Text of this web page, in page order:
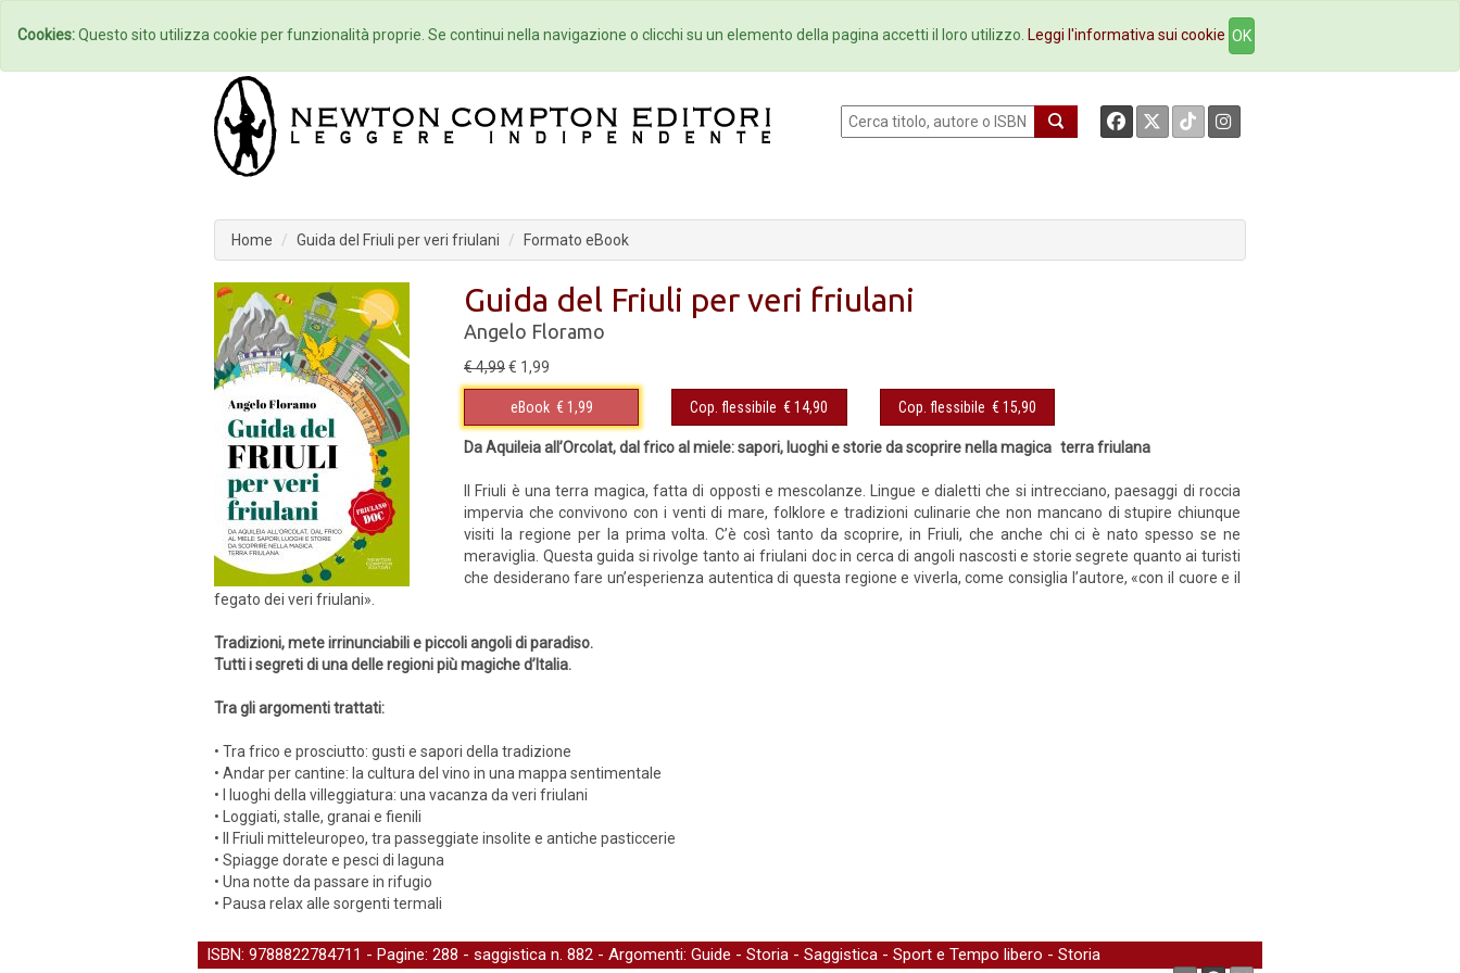
Home Autori Eventi Collane Newsletter Ebookstore Contatti
Home Guida del Friuli per veri friulani Formato eBook
Guida del Friuli per veri friulani
Angelo Floramo
€ 4,99€ 1,99
eBook € 1,99 Cop. flessibile € 14,90 Cop. flessibile € 15,90
Da Aquileia all’Orcolat, dal frico al miele: sapori, luoghi e storie da scoprire nella magica terra friulana
Il Friuli è una terra magica, fatta di opposti e mescolanze. Lingue e dialetti che si intrecciano, paesaggi di roccia
impervia che convivono con i venti di mare, folklore e tradizioni culinarie che non mancano di stupire chiunque
visiti la regione per la prima volta. C’è così tanto da scoprire, in Friuli, che anche chi ci è nato spesso se ne
meraviglia. Questa guida si rivolge tanto ai friulani doc in cerca di angoli nascosti e storie segrete quanto ai turisti
che desiderano fare un’esperienza autentica di questa regione e viverla, come consiglia l’autore, «con il cuore e il
fegato dei veri friulani».
Tradizioni, mete irrinunciabili e piccoli angoli di paradiso.
Tutti i segreti di una delle regioni più magiche d’Italia.
Tra gli argomenti trattati:
• Tra frico e prosciutto: gusti e sapori della tradizione
• Andar per cantine: la cultura del vino in una mappa sentimentale
• I luoghi della villeggiatura: una vacanza da veri friulani
• Loggiati, stalle, granai e fienili
• Il Friuli mitteleuropeo, tra passeggiate insolite e antiche pasticcerie
• Spiagge dorate e pesci di laguna
• Una notte da passare in rifugio
• Pausa relax alle sorgenti termali
ISBN: 9788822784711 - Pagine: 288 - saggistica n. 882 - Argomenti: Guide - Storia - Saggistica - Sport e Tempo libero - Storia
Cookies:Questo sito utilizza cookie per funzionalità proprie. Se continui nella navigazione o clicchi su un elemento della pagina accetti il loro utilizzo. Leggi l'informativa sui cookie OK